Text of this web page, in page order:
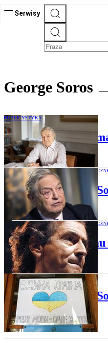
Serwisy
George Soros
PUBLICYSTYKA
George Soros: Co
OPINIE
George
OPINIE
Rok temu
GOSPODARKA
George